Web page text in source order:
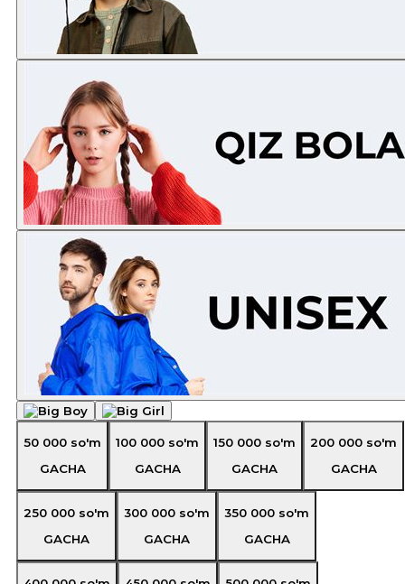
50 000 so'm
GACHA
100 000 so'm
GACHA
150 000 so'm
GACHA
200 000 so'm
GACHA
250 000 so'm
GACHA
300 000 so'm
GACHA
350 000 so'm
GACHA